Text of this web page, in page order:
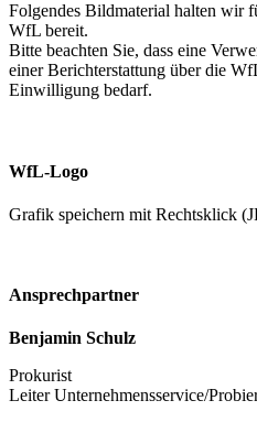
Folgendes Bildmaterial halten wir
WfL bereit.
Bitte beachten Sie, dass eine
einer Berichterstattung über die
Einwilligung bedarf.
WfL-Logo
Grafik speichern mit Rechtsklick
Ansprechpartner
Benjamin Schulz
Prokurist
Leiter Unternehmensservice/